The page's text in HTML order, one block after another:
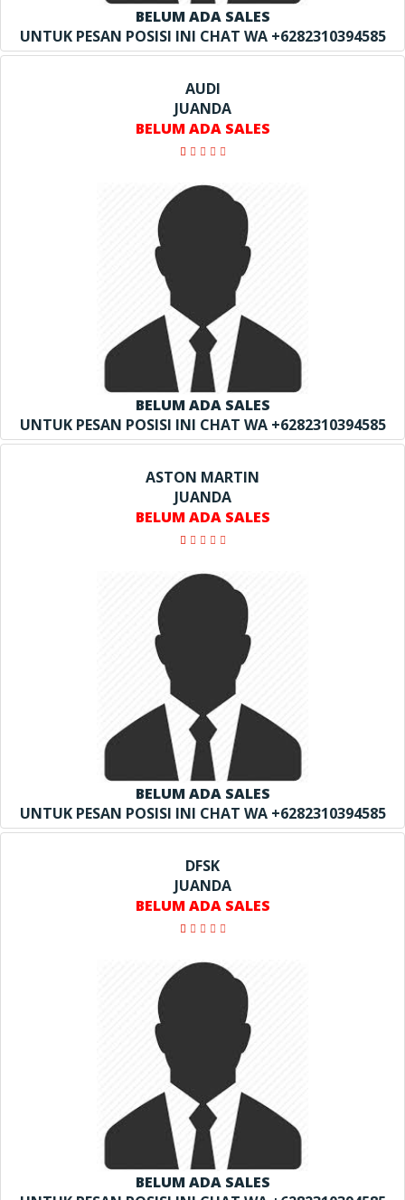
BELUM ADA SALES
UNTUK PESAN POSISI INI CHAT WA +6282310394585
AUDI
JUANDA
BELUM ADA SALES
BELUM ADA SALES
UNTUK PESAN POSISI INI CHAT WA +6282310394585
ASTON MARTIN
JUANDA
BELUM ADA SALES
BELUM ADA SALES
UNTUK PESAN POSISI INI CHAT WA +6282310394585
DFSK
JUANDA
BELUM ADA SALES
BELUM ADA SALES